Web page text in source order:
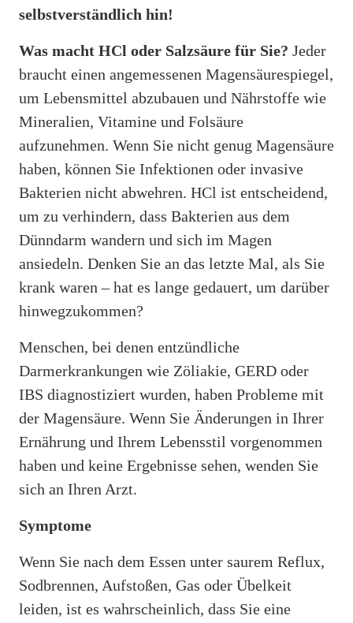
selbstverständlich hin!
Was macht HCl oder Salzsäure für Sie? Jeder
braucht einen angemessenen Magensäurespiegel,
um Lebensmittel abzubauen und Nährstoffe wie
Mineralien, Vitamine und Folsäure
aufzunehmen. Wenn Sie nicht genug Magensäure
haben, können Sie Infektionen oder invasive
Bakterien nicht abwehren. HCl ist entscheidend,
um zu verhindern, dass Bakterien aus dem
Dünndarm wandern und sich im Magen
ansiedeln. Denken Sie an das letzte Mal, als Sie
krank waren – hat es lange gedauert, um darüber
hinwegzukommen?
Menschen, bei denen entzündliche
Darmerkrankungen wie Zöliakie, GERD oder
IBS diagnostiziert wurden, haben Probleme mit
der Magensäure. Wenn Sie Änderungen in Ihrer
Ernährung und Ihrem Lebensstil vorgenommen
haben und keine Ergebnisse sehen, wenden Sie
sich an Ihren Arzt.
Symptome
Wenn Sie nach dem Essen unter saurem Reflux,
Sodbrennen, Aufstoßen, Gas oder Übelkeit
leiden, ist es wahrscheinlich, dass Sie eine